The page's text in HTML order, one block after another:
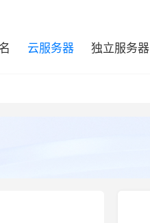
云服务器 独立服务器